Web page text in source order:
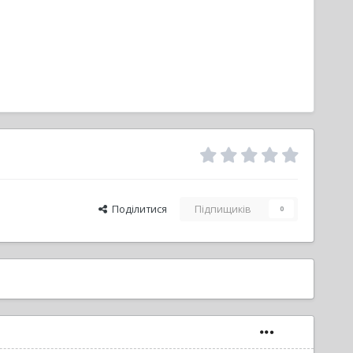
Поділитися Підпищиків 0